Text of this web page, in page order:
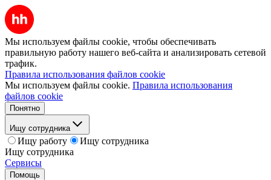
Мы используем файлы cookie, чтобы обеспечивать
правильную работу нашего веб-сайта и анализировать сетевой
трафик.
Правила использования файлов cookie
Мы используем файлы cookie. Правила использования
файлов cookie
Понятно
Ищу сотрудника
Ищу работу
Ищу сотрудника
Ищу сотрудника
Сервисы
Помощь